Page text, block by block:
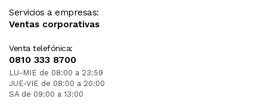
Servicios a empresas:
Ventas corporativas
Venta telefónica:
0810 333 8700
LU-MIE de 08:00 a 23:59
JUE-VIE de 08:00 a 20:00
SA de 09:00 a 13:00